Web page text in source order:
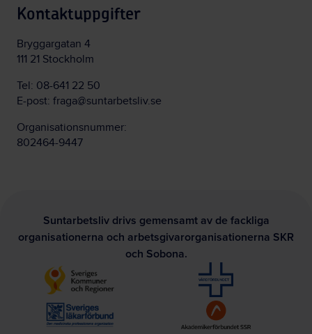
Kontaktuppgifter
Bryggargatan 4
111 21 Stockholm
Tel: 08-641 22 50
E-post: fraga@suntarbetsliv.se
Organisationsnummer:
802464-9447
Suntarbetsliv drivs gemensamt av de fackliga
organisationerna och arbetsgivarorganisationerna SKR
och Sobona.